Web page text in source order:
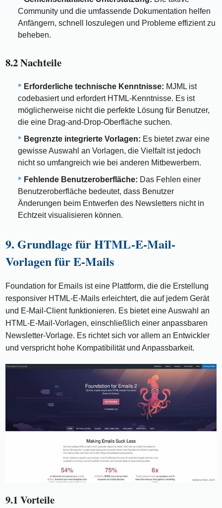
Community und die umfassende Dokumentation helfen
Anfängern, schnell loszulegen und Probleme effizient zu
beheben.
8.2 Nachteile
Erforderliche technische Kenntnisse: MJML ist
codebasiert und erfordert HTML-Kenntnisse. Es ist
möglicherweise nicht die perfekte Lösung für Benutzer,
die eine Drag-and-Drop-Oberfläche suchen.
Begrenzte integrierte Vorlagen: Es bietet zwar eine
gewisse Auswahl an Vorlagen, die Vielfalt ist jedoch
nicht so umfangreich wie bei anderen Mitbewerbern.
Fehlende Benutzeroberfläche: Das Fehlen einer
Benutzeroberfläche bedeutet, dass Benutzer
Änderungen beim Entwerfen des Newsletters nicht in
Echtzeit visualisieren können.
9. Grundlage für HTML-E-Mail-
Vorlagen für E-Mails
Foundation for Emails ist eine Plattform, die die Erstellung
responsiver HTML-E-Mails erleichtert, die auf jedem Gerät
und E-Mail-Client funktionieren. Es bietet eine Auswahl an
HTML-E-Mail-Vorlagen, einschließlich einer anpassbaren
Newsletter-Vorlage. Es richtet sich vor allem an Entwickler
und verspricht hohe Kompatibilität und Anpassbarkeit.
9.1 Vorteile